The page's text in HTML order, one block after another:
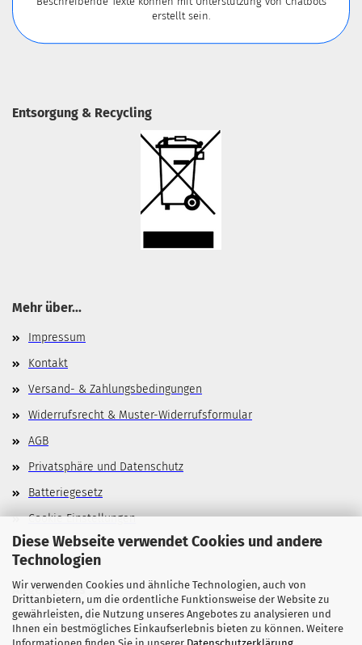
Diese Webseite verwendet Cookies und andere
Technologien
Wir verwenden Cookies und ähnliche Technologien, auch von
Drittanbietern, um die ordentliche Funktionsweise der Website zu
gewährleisten, die Nutzung unseres Angebotes zu analysieren und
Ihnen ein bestmögliches Einkaufserlebnis bieten zu können. Weitere
Informationen finden Sie in unserer Datenschutzerklärung
erstellt sein.
Entsorgung & Recycling
Mehr über...
Impressum
Kontakt
Versand- & Zahlungsbedingungen
Widerrufsrecht & Muster-Widerrufsformular
AGB
Privatsphäre und Datenschutz
Batteriegesetz
Cookie Einstellungen
Allgemeines
Stellenangebote